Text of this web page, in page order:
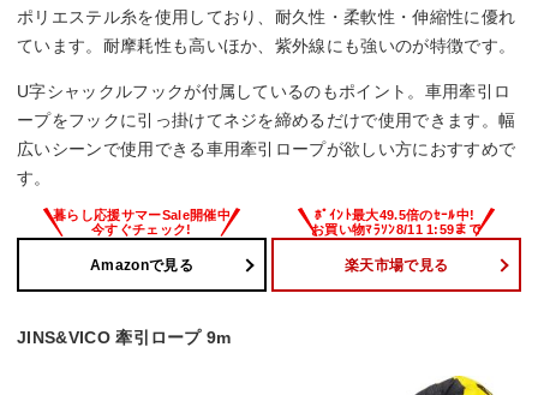
ポリエステル糸を使用しており、耐久性・柔軟性・伸縮性に優れ
ています。耐摩耗性も高いほか、紫外線にも強いのが特徴です。
U字シャックルフックが付属しているのもポイント。車用牽引ロ
ープをフックに引っ掛けてネジを締めるだけで使用できます。幅
広いシーンで使用できる車用牽引ロープが欲しい方におすすめで
す。
Amazonで見る 楽天市場で見る
JINS&VICO 牽引ロープ 9m